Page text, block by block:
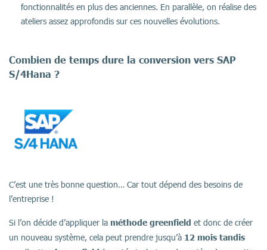
fonctionnalités en plus des anciennes. En parallèle, on réalise des
ateliers assez approfondis sur ces nouvelles évolutions.
Combien de temps dure la conversion vers SAP
S/4Hana ?
C’est une très bonne question… Car tout dépend des besoins de
l’entreprise !
Si l’on décide d’appliquer la méthode greenfield et donc de créer
un nouveau système, cela peut prendre jusqu’à 12 mois tandis